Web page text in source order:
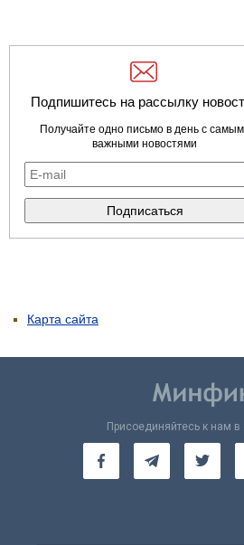
Подпишитесь на рассылку
Получайте одно письмо в день с
важными новостями
Карта сайта
Присоединяйтесь к нам в